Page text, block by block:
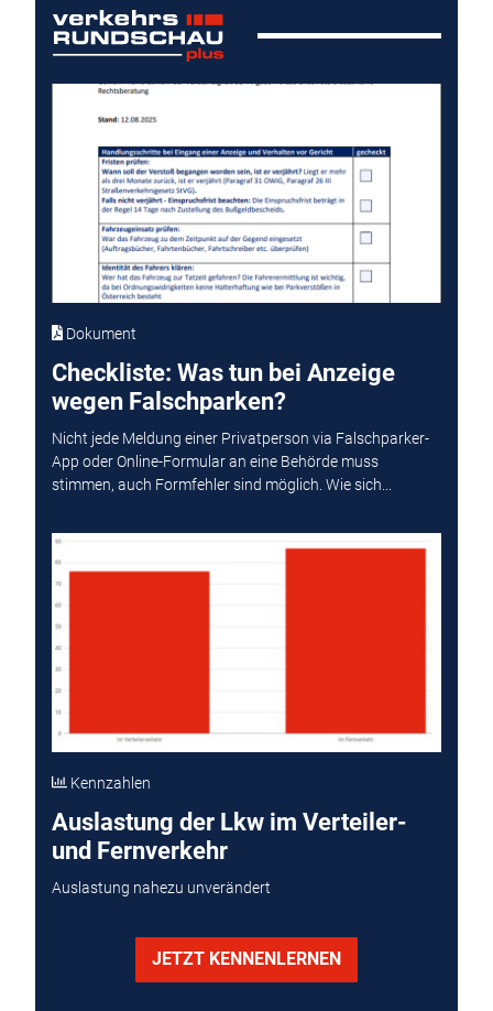
Dokument
Checkliste: Was tun bei Anzeige
wegen Falschparken?
Nicht jede Meldung einer Privatperson via Falschparker-
App oder Online-Formular an eine Behörde muss
stimmen, auch Formfehler sind möglich. Wie sich...
Kennzahlen
Auslastung der Lkw im Verteiler-
und Fernverkehr
Auslastung nahezu unverändert
JETZT KENNENLERNEN